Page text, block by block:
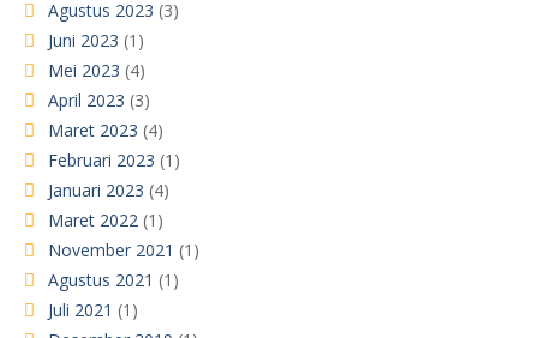
Agustus 2023 (3)
Juni 2023 (1)
Mei 2023 (4)
April 2023 (3)
Maret 2023 (4)
Februari 2023 (1)
Januari 2023 (4)
Maret 2022 (1)
November 2021 (1)
Agustus 2021 (1)
Juli 2021 (1)